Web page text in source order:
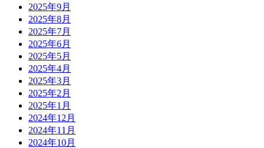
2025年9月
2025年8月
2025年7月
2025年6月
2025年5月
2025年4月
2025年3月
2025年2月
2025年1月
2024年12月
2024年11月
2024年10月